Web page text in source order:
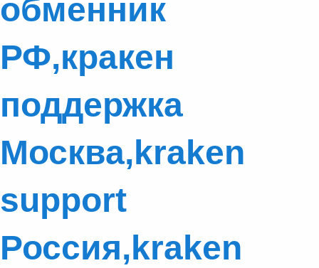
обменник
РФ,кракен
поддержка
Москва,kraken
support
Россия,kraken